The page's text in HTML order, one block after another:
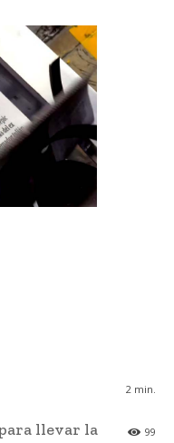
2 min.
99
llevar la